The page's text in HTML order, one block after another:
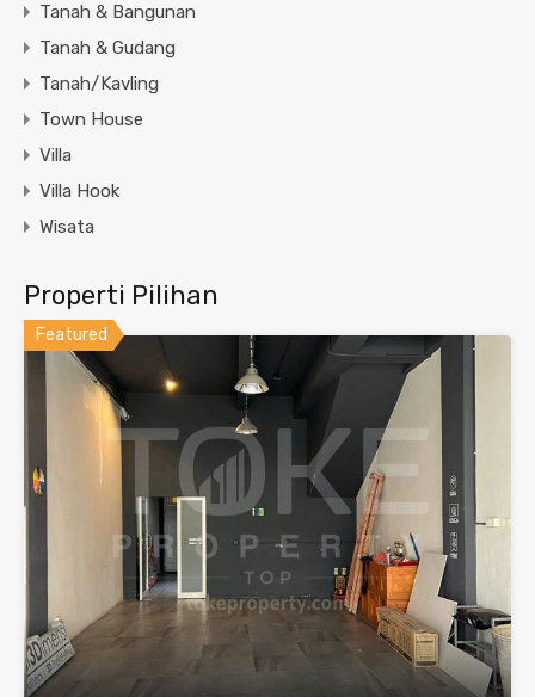
Tanah & Bangunan
Tanah & Gudang
Tanah/Kavling
Town House
Villa
Villa Hook
Wisata
Properti Pilihan
Featured